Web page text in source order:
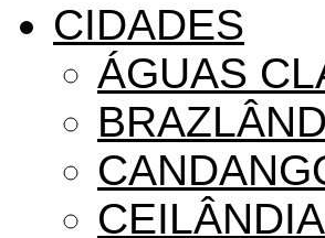
CIDADES
ÁGUAS
CEILÂNDIA